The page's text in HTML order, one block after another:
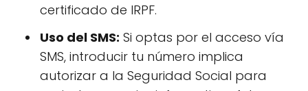
certificado de IRPF.
Uso del SMS: Si optas por el acceso vía
SMS, introducir tu número implica
autorizar a la Seguridad Social para